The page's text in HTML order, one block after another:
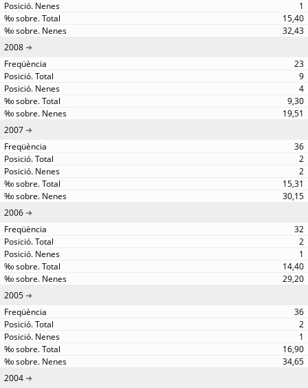
1
15,40
32,43
2008
23
9
4
9,30
19,51
2007
36
2
2
15,31
30,15
2006
32
2
1
14,40
29,20
2005
36
2
1
16,90
34,65
2004